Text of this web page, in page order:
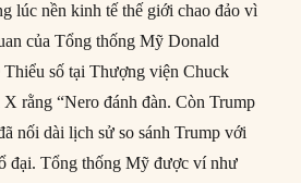
lúc nền kinh tế thế giới chao đảo vì
của Tổng thống Mỹ Donald
Thiểu số tại Thượng viện Chuck
X rằng “Nero đánh đàn. Còn Trump
nối dài lịch sử so sánh Trump với
đại. Tổng thống Mỹ được ví như